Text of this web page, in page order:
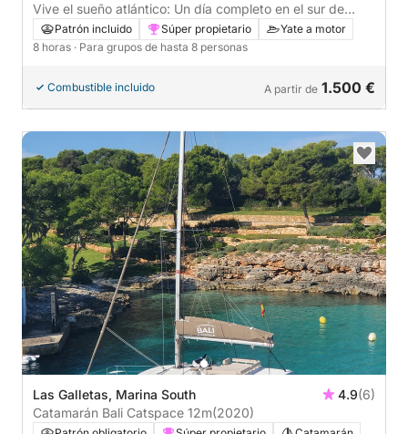
Vive el sueño atlántico: Un día completo en el sur de
Tenerife.
Patrón incluido Súper propietario
Yate a motor
8 horas · Para grupos de hasta 8 personas
Combustible incluido A partir de 1.500 €
Las Galletas, Marina South 4.9(6)
Catamarán Bali Catspace 12m(2020)